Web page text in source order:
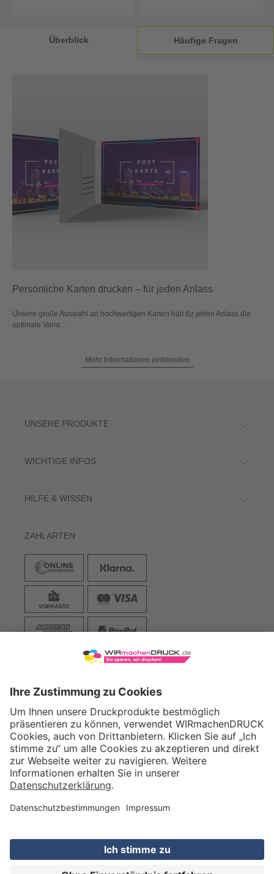
Überblick Häufige Fragen
Persönliche Karten drucken – für jeden Anlass
Unsere große Auswahl an hochwertigen Karten hält für jeden Anlass die
optimale Varia...
Mehr Informationen einblenden
UNSERE PRODUKTE
WICHTIGE INFOS
HILFE & WISSEN
ZAHLARTEN
VERSAND
WIRmachenDRUCK GmbH
Illerstraße 15